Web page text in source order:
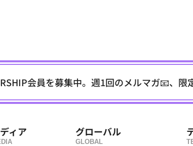
会員を募集中。週1回のメルマガ📧、限
ィア グローバル
GLOBAL